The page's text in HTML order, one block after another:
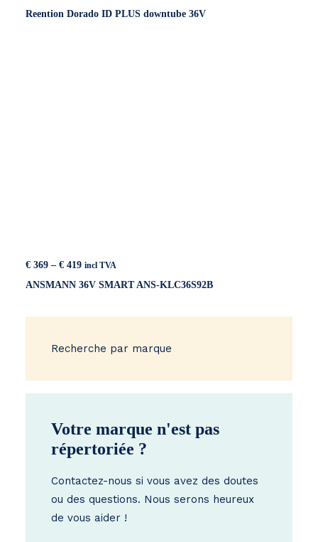
€ 369
Reention Dorado ID PLUS downtube 36V
€ 369 – € 419Price
€ 369
incl TVA
ANSMANN 36V SMART ANS-KLC36S92B
Recherche par marque
Votre marque n'est pas
répertoriée ?
Contactez-nous si vous avez des doutes
ou des questions. Nous serons heureux
de vous aider !